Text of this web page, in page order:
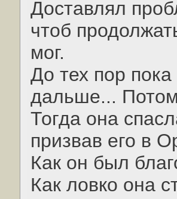
Доставлял
чтоб
мог.
До тех пор
дальше...
Тогда она
призвав его в
Как он был
Как ловко она